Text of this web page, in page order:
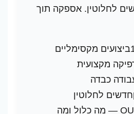
לחלוטין. אספקה תוך
ביצועים מקסימליים
מקצועית
כבדה
חדשים לחלוטין
מוחדש OUTLET — מה כלול ומה